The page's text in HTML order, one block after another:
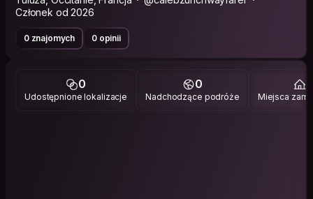
Członek od 2026
0 znajomych 0 opinii
0
Udostępnione lokalizacje
0
Nadchodzące podróże Miejsca